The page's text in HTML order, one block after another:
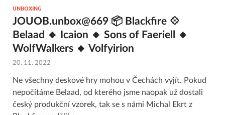
UNBOXING
JOUOB.unbox@669 📦 Blackfire 💠
Belaad 🔸 Icaion 🔸 Sons of Faeriell 🔸
WolfWalkers 🔸 Volfyirion
20. 11. 2022
Ne všechny deskové hry mohou v Čechách vyjít. Pokud
nepočítáme Belaad, od kterého jsme naopak už dostali
český produkční vzorek, tak se s námi Michal Ekrt z